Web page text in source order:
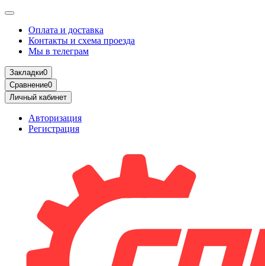
Оплата и доставка
Контакты и схема проезда
Мы в телеграм
Закладки0
Сравнение0
Личный кабинет
Авторизация
Регистрация